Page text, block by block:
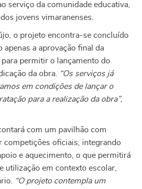
serviço da comunidade educativa,
jovens vimaranenses.
o projeto encontra-se concluído
apenas a aprovação final da
permitir o lançamento do
da obra.
“Os serviços já
em condições de lançar o
para a realização da obra”,
com um pavilhão com
competições oficiais, integrando
e aquecimento, o que permitirá
utilização em contexto escolar,
“O projeto contempla um